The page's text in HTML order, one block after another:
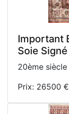
Important
Soie
20ème siècle
Prix: 26500 €